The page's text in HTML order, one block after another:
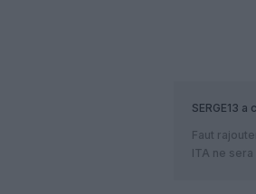
SERGE13 a
Faut
ITA ne sera